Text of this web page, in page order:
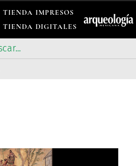
TIENDA IMPRESOS
TIENDA DIGITALES